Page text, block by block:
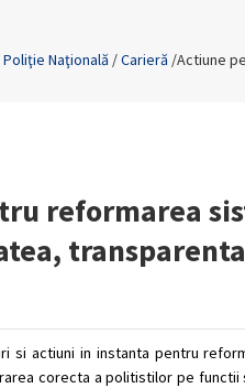
Poliţie Naţională /Carieră /Actiune
reformarea
si actiuni in instanta pentru
corecta a politistilor pe